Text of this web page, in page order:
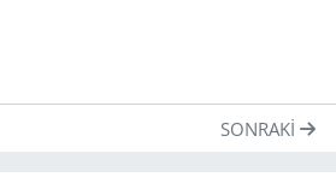
SONRAKI